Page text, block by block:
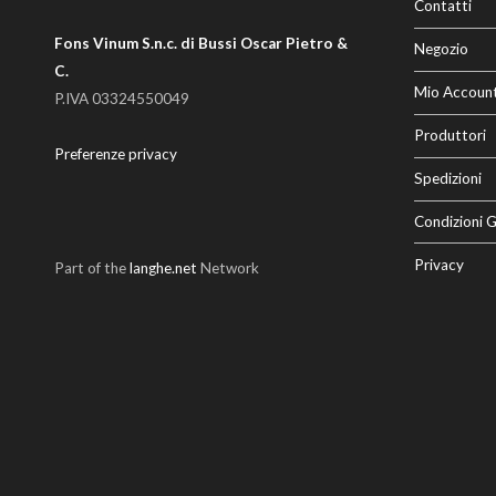
Fons Vinum S.n.c. di Bussi Oscar Pietro &
C.
P.IVA 03324550049
Preferenze privacy
Part of thelanghe.net Network
Contatti
Negozio
Mio
Produttori
Spedizioni
Condizioni
Privacy